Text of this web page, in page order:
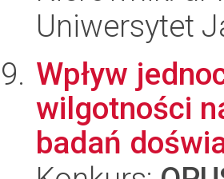
Uniwersytet
Wpływ
wilgotności
badań